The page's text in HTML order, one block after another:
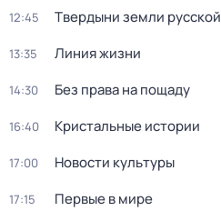
12:45 Твердыни земли русской
13:35 Линия жизни
14:30 Без права на пощаду
16:40 Кристальные истории
17:00 Новости культуры
17:15 Первые в мире